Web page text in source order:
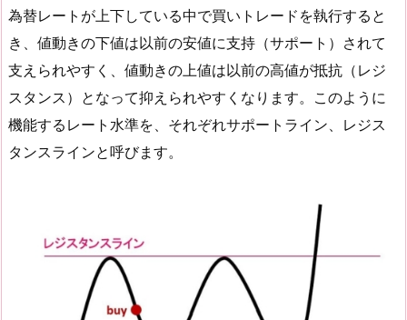
為替レートが上下している中で買いトレードを執行すると
き、値動きの下値は以前の安値に支持（サポート）されて
支えられやすく、値動きの上値は以前の高値が抵抗（レジ
スタンス）となって抑えられやすくなります。このように
機能するレート水準を、それぞれサポートライン、レジス
タンスラインと呼びます。